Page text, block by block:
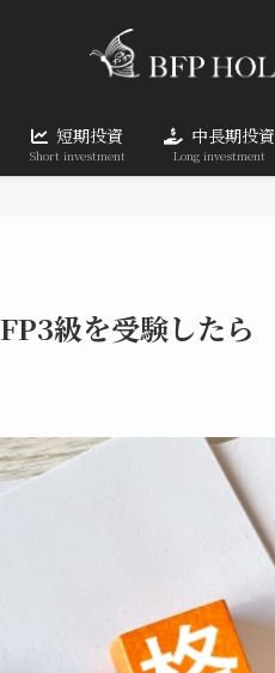
短期投資
Short investment
中長期投資
Long investment
級を受験したら